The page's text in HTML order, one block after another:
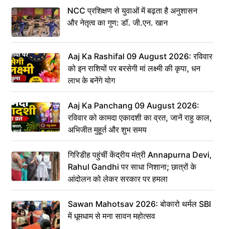
NCC प्रशिक्षण से युवाओं में बढ़ता है अनुशासन
और नेतृत्व का गुण: डॉ. जी.एन. खान
Aaj Ka Rashifal 09 August 2026: रविवार
को इन राशियों पर बरसेगी मां लक्ष्मी की कृपा, धन
लाभ के बनेंगे योग
Aaj Ka Panchang 09 August 2026:
रविवार को कामदा एकादशी का व्रत, जानें राहु काल,
अभिजीत मुहूर्त और शुभ समय
गिरिडीह पहुंचीं केंद्रीय मंत्री Annapurna Devi,
Rahul Gandhi पर साधा निशाना; छात्रों के
आंदोलन को लेकर सरकार पर हमला
Sawan Mahotsav 2026: बोकारो थर्मल SBI
में धूमधाम से मना सावन महोत्सव